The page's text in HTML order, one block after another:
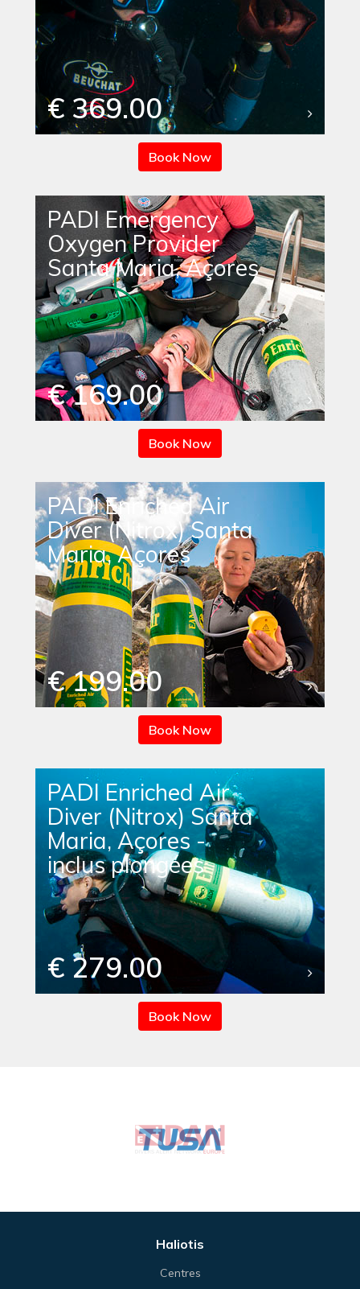
€ 369.00
Book Now
PADI Emergency
Oxygen Provider
Santa Maria, Açores
€ 169.00
Book Now
PADI Enriched Air
Diver (Nitrox) Santa
Maria, Açores
€ 199.00
Book Now
PADI Enriched Air
Diver (Nitrox) Santa
Maria, Açores -
inclus plongées
€ 279.00
Book Now
Haliotis
Centres